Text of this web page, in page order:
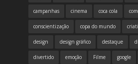
campanhas cinema coca cola
conscientização copa do mundo
design design gráfico destaque
divertido emoção Filme google